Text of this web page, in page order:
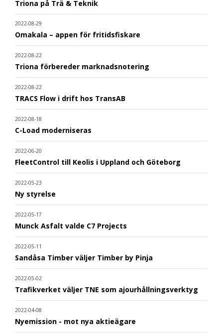
Triona på Trä & Teknik
2022-08-29
Omakala – appen för fritidsfiskare
2022-08-22
Triona förbereder marknadsnotering
2022-08-22
TRACS Flow i drift hos TransAB
2022-08-18
C-Load moderniseras
2022-06-20
FleetControl till Keolis i Uppland och Göteborg
2022-05-23
Ny styrelse
2022-05-17
Munck Asfalt valde C7 Projects
2022-05-11
Sandåsa Timber väljer Timber by Pinja
2022-05-02
Trafikverket väljer TNE som ajourhållningsverktyg
2022-04-08
Nyemission - mot nya aktieägare